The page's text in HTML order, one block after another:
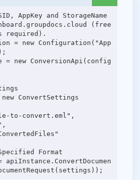
AppKey and StorageName
(free
required).
= new Configuration("App
= new ConversionApi(config
ConvertSettings
to-convert.eml",
Format